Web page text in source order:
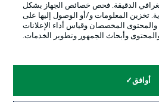
الدقيقة. فحص خصائص الجهاز بشكل
تخزين المعلومات و/أو الوصول إليها على
والمحتوى المخصصان وقياس أداء الإعلانات
وأبحاث الجمهور وتطوير الخدمات.
أوافق